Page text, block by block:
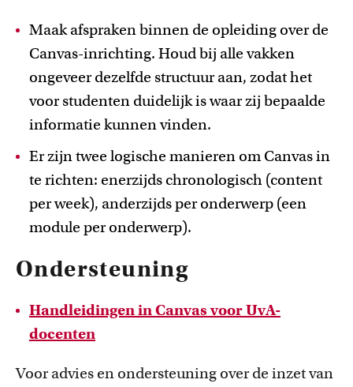
Maak afspraken binnen de opleiding over de
Canvas-inrichting. Houd bij alle vakken
ongeveer dezelfde structuur aan, zodat het
voor studenten duidelijk is waar zij bepaalde
informatie kunnen vinden.
Er zijn twee logische manieren om Canvas in
te richten: enerzijds chronologisch (content
per week), anderzijds per onderwerp (een
module per onderwerp).
Ondersteuning
Handleidingen in Canvas voor UvA-
docenten
Voor advies en ondersteuning over de inzet van